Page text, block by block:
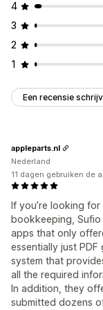
4
3
2
1
Een recensie
If you’re looking
bookkeeping, Sufio
apps that only
essentially just
system that
all the required
In addition, they
submitted dozens
appleparts.nl
Nederland
11 dagen gebruiken de